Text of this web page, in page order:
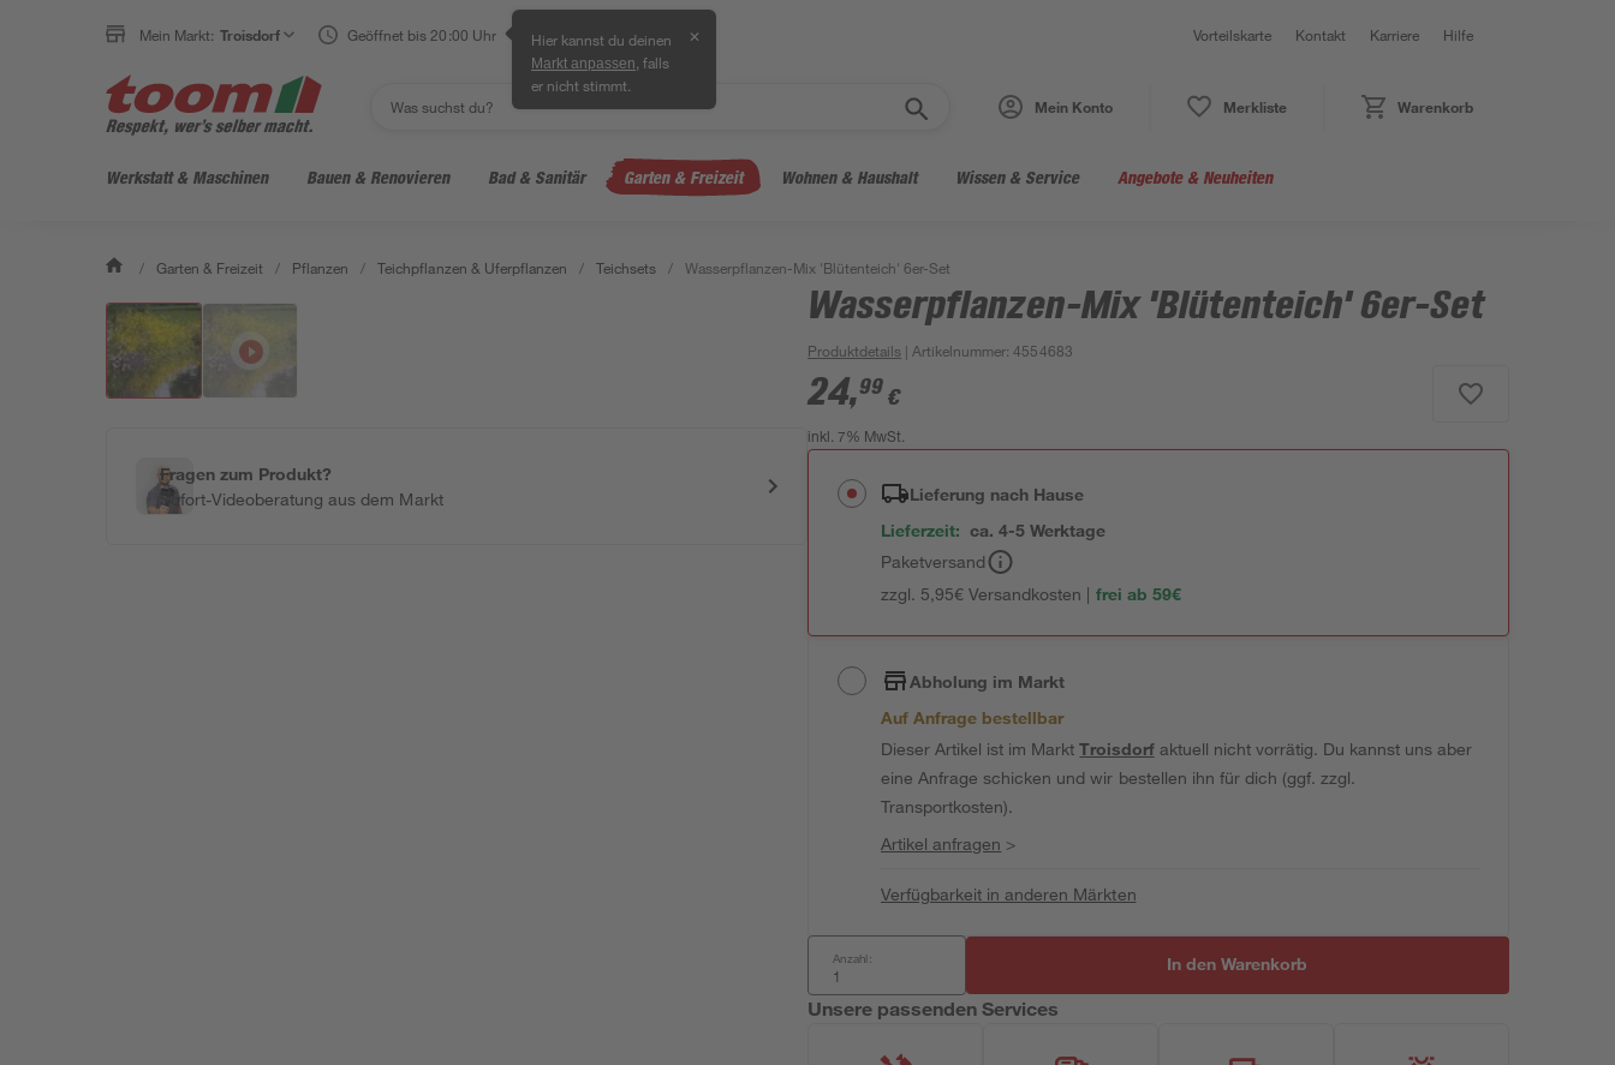
Mein Markt: Troisdorf Geöffnet bis 20:00 Uhr Hier kannst du deinen
Markt anpassen , falls
er nicht stimmt.
✕ Vorteilskarte Kontakt Karriere Hilfe
Mein Konto Merkliste Warenkorb
Werkstatt & Maschinen Bauen & Renovieren Bad & Sanitär Garten & Freizeit Wohnen & Haushalt Wissen & Service Angebote & Neuheiten
/ Garten & Freizeit / Pflanzen / Teichpflanzen & Uferpflanzen / Teichsets / Wasserpflanzen-Mix 'Blütenteich' 6er-Set
Fragen zum Produkt?
Sofort-Videoberatung aus dem Markt
Wasserpflanzen-Mix 'Blütenteich' 6er-Set
Produktdetails | Artikelnummer:4554683
24,99 €
inkl. 7% MwSt.
Lieferung nach Hause
Lieferzeit: ca. 4-5 Werktage
Paketversand
zzgl. 5,95€ Versandkosten | frei ab 59€
Abholung im Markt
Auf Anfrage bestellbar
Dieser Artikel ist im MarktTroisdorfaktuell nicht vorrätig. Du kannst uns aber
eine Anfrage schicken und wir bestellen ihn für dich (ggf. zzgl.
Transportkosten).
Artikel anfragen >
Verfügbarkeit in anderen Märkten
Anzahl: In den Warenkorb
Unsere passenden Services